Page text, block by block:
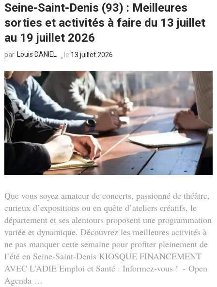
Seine-Saint-Denis (93) : Meilleures
sorties et activités à faire du 13 juillet
au 19 juillet 2026
par Louis DANIEL le 13 juillet 2026
Que vous soyez amateur de concerts, passionné de théâtre,
curieux d’expositions ou en quête d’ateliers créatifs, le
département et ses alentours proposent une programmation
variée et dynamique. Découvrez les meilleures activités à
ne pas manquer cette semaine pour profiter pleinement de
l’été en Seine-Saint-Denis KIOSQUE FINANCEMENT
AVEC L’ADIE Emploi et Santé : Informez-vous ! - Open
Agenda …